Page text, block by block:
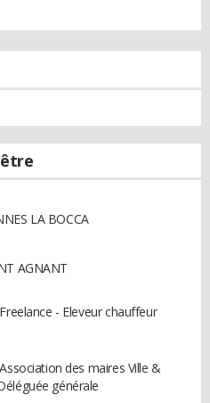
LA BOCCA
AGNANT
- Eleveur chauffeur
des maires Ville &
générale